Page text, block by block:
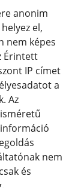
anonim
el,
nem képes
Érintett
IP címet
a
Az
nem
és